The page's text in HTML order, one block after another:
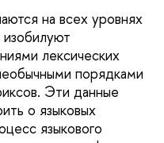
на всех уровнях
лексических
порядками
Эти данные
о языковых
языкового